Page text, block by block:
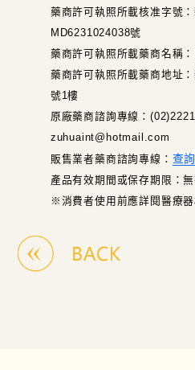
藥商許可執照所載核准字號
MD6231024038號
藥商許可執照所載藥商名稱
藥商許可執照所載藥商地址
號1樓
原廠藥商諮詢專線：
zuhuaint@hotmail.com
販售業者藥商諮詢專線： 查
產品有效期間或保存期限：
※消費者使用前應詳閱醫療